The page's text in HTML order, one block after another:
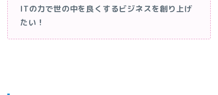
ITの力で世の中を良くするビジネスを創り上げ
たい！